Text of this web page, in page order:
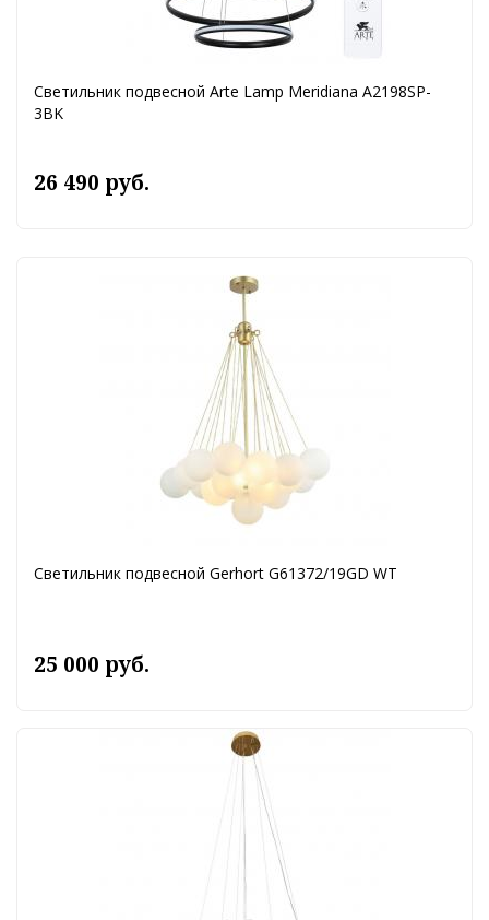
Светильник подвесной Arte Lamp Meridiana A2198SP-
3BK
26 490 руб.
Светильник подвесной Gerhort G61372/19GD WT
25 000 руб.